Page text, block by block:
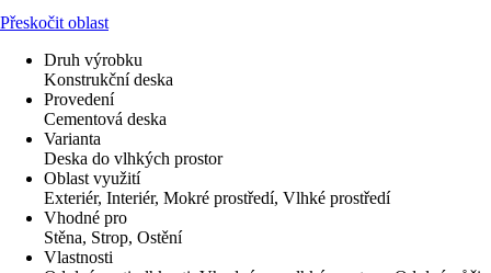
Přeskočit oblast
Druh výrobku
Konstrukční deska
Provedení
Cementová deska
Varianta
Deska do vlhkých prostor
Oblast využití
Exteriér, Interiér, Mokré prostředí, Vlhké prostředí
Vhodné pro
Stěna, Strop, Ostění
Vlastnosti